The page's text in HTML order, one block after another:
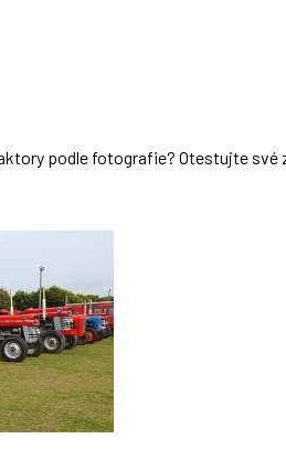
podle fotografie? Otestujte své